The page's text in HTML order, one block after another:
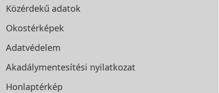
Közérdekű adatok
Okostérképek
Adatvédelem
Akadálymentesítési nyilatkozat
Honlaptérkép